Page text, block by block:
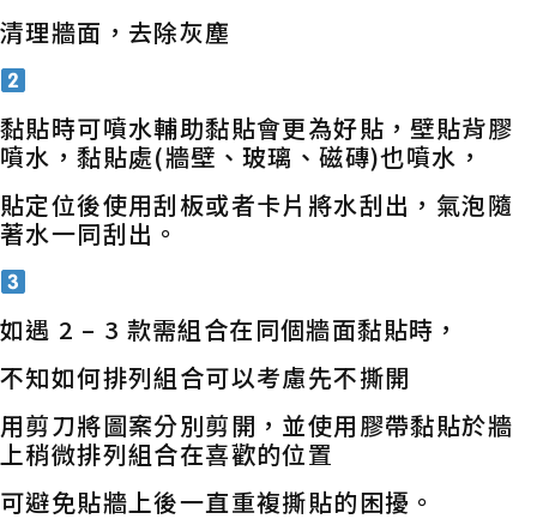
清理牆面，去除灰塵
黏貼時可噴水輔助黏貼會更為好貼，壁貼背膠
噴水，黏貼處(牆壁、玻璃、磁磚)也噴水，
貼定位後使用刮板或者卡片將水刮出，氣泡隨
著水一同刮出。
如遇 2 – 3 款需組合在同個牆面黏貼時，
不知如何排列組合可以考慮先不撕開
用剪刀將圖案分別剪開，並使用膠帶黏貼於牆
上稍微排列組合在喜歡的位置
可避免貼牆上後一直重複撕貼的困擾。